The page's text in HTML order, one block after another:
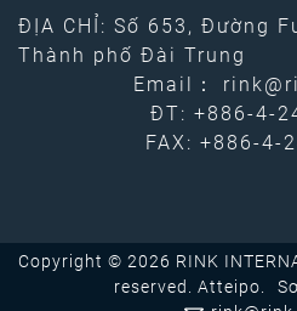
ĐỊA CHỈ: Số 653, Đường
Thành phố Đài Trung
Email：
ĐT: +886-4-
FAX: +886-4-
Copyright © 2026 RINK
reserved. Atteipo.